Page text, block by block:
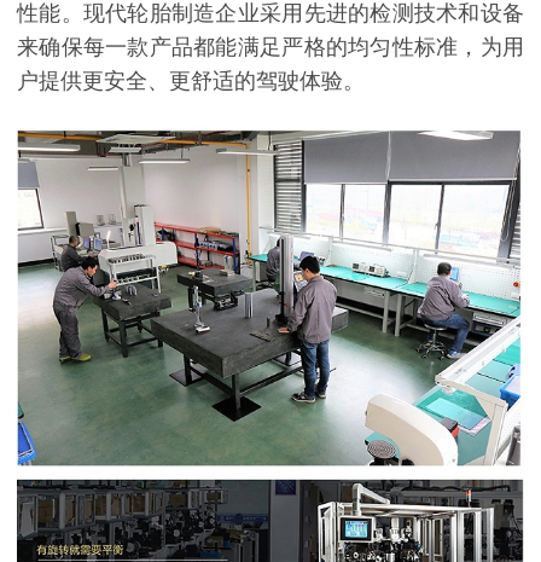
性能。现代轮胎制造企业采用先进的检测技术和设备
来确保每一款产品都能满足严格的均匀性标准，为用
户提供更安全、更舒适的驾驶体验。